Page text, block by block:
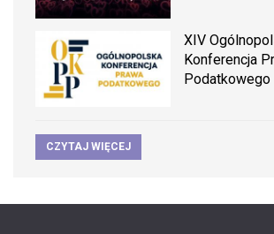
XIV
Konferencja
Podatkowego
CZYTAJ WIĘCEJ